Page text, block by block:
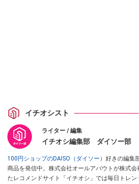
イチオシスト
ライター / 編集
イチオシ編集部 ダイソー部
100円ショップのDAISO（ダイソー） 好きの編集
商品を発信中。株式会社オールアバウトが株式
たレコメンドサイト「イチオシ」では毎日トレン